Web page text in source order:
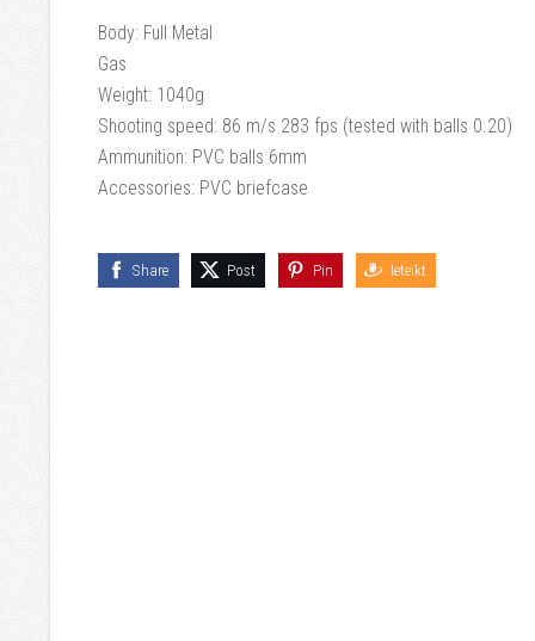
Body: Full Metal
Gas
Weight: 1040g
Shooting speed: 86 m/s 283 fps (tested with balls 0.20)
Ammunition: PVC balls 6mm
Accessories: PVC briefcase
Share Post Pin Ieteikt